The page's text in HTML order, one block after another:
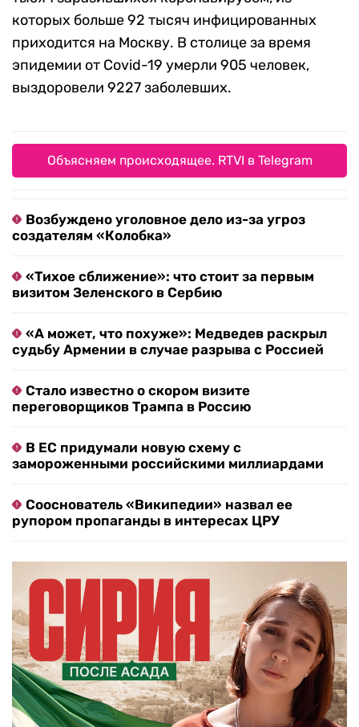
которых больше 92 тысяч инфицированных
приходится на Москву. В столице за время
эпидемии от Covid-19 умерли 905 человек,
выздоровели 9227 заболевших.
Объясняем происходящее. RTVI в Telegram
Возбуждено уголовное дело из-за угроз
создателям «Колобка»
«Тихое сближение»: что стоит за первым
визитом Зеленского в Сербию
«А может, что похуже»: Медведев раскрыл
судьбу Армении в случае разрыва с Россией
Стало известно о скором визите
переговорщиков Трампа в Россию
В ЕС придумали новую схему с
замороженными российскими миллиардами
Сооснователь «Википедии» назвал ее
рупором пропаганды в интересах ЦРУ